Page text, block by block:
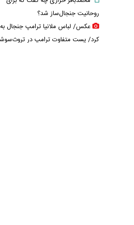
روحانیت جنجال‌ساز شد؟
عکس/ لباس ملانیا ترامپ جنجال به
کرد/ پست متفاوت ترامپ در